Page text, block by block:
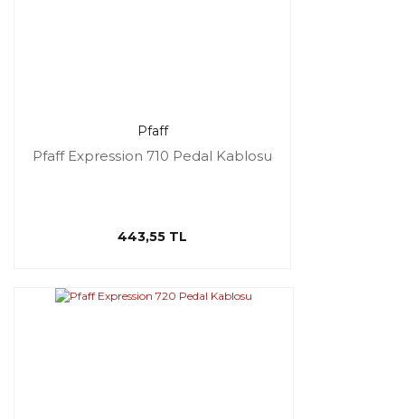
Pfaff
Pfaff Expression 710 Pedal Kablosu
443,55 TL